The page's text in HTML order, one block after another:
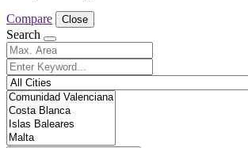
Compare Close
Search